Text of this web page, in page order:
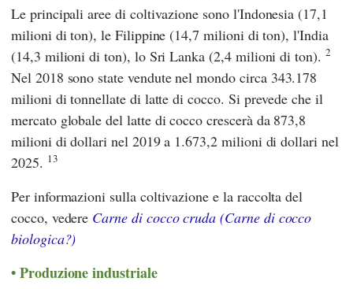
Le principali aree di coltivazione sono l'Indonesia (17,1
milioni di ton), le Filippine (14,7 milioni di ton), l'India
(14,3 milioni di ton), lo Sri Lanka (2,4 milioni di ton). 2
Nel 2018 sono state vendute nel mondo circa 343.178
milioni di tonnellate di latte di cocco. Si prevede che il
mercato globale del latte di cocco crescerà da 873,8
milioni di dollari nel 2019 a 1.673,2 milioni di dollari nel
2025. 13
Per informazioni sulla coltivazione e la raccolta del
cocco, vedere Carne di cocco cruda (Carne di cocco
biologica?)
Produzione industriale